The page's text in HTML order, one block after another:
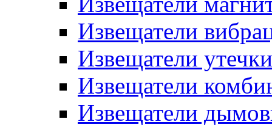
Извещатели
Извещатели утечки
Извещатели
Извещатели